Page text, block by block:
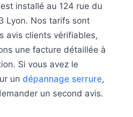
installé au 124 rue du
Lyon. Nos tarifs sont
avis clients vérifiables,
une facture détaillée à
Si vous avez le
un dépannage serrure,
un second avis.